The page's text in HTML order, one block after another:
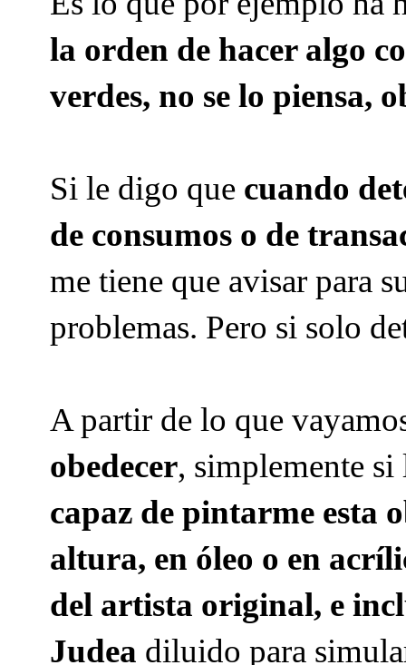
la orden de hacer algo
verdes, no se lo piensa,
Si le digo que cuando
de consumos o de
me tiene que avisar para
problemas. Pero si solo
A partir de lo que
obedecer, simplemente
capaz de pintarme esta
altura, en óleo o en
del artista original, e
Judea diluido para